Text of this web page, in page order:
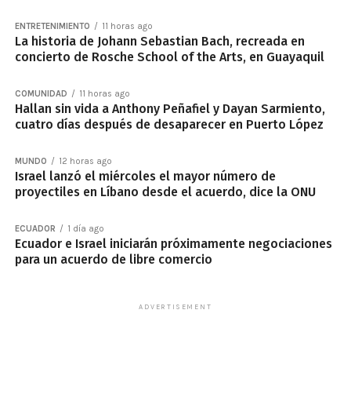
ENTRETENIMIENTO 11 horas ago
La historia de Johann Sebastian Bach, recreada en
concierto de Rosche School of the Arts, en Guayaquil
COMUNIDAD 11 horas ago
Hallan sin vida a Anthony Peñafiel y Dayan Sarmiento,
cuatro días después de desaparecer en Puerto López
MUNDO 12 horas ago
Israel lanzó el miércoles el mayor número de
proyectiles en Líbano desde el acuerdo, dice la ONU
ECUADOR 1 día ago
Ecuador e Israel iniciarán próximamente negociaciones
para un acuerdo de libre comercio
ADVERTISEMENT